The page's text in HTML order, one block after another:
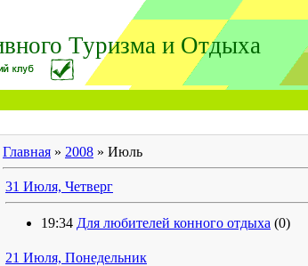
Туризма и Отдыха
Главная » 2008 » Июль
31 Июля, Четверг
19:34 Для любителей конного отдыха (0)
21 Июля, Понедельник